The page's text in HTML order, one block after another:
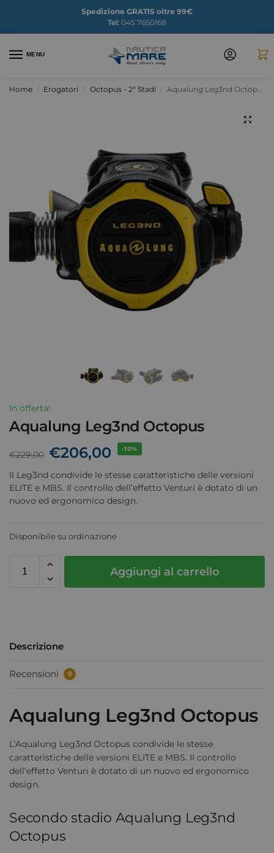
Spedizione GRATIS oltre 99€
Tel: 045 7650168
MENU
Home Erogatori Octopus - 2° Stadi Aqualung Leg3nd Octopus
In offerta!
Aqualung Leg3nd Octopus
€229,00 €206,00 -10%
Il Leg3nd condivide le stesse caratteristiche delle versioni
ELITE e MBS. Il controllo dell’effetto Venturi è dotato di un
nuovo ed ergonomico design.
Disponibile su ordinazione
Aggiungi al carrello
Descrizione
Recensioni 0
Aqualung Leg3nd Octopus
L’Aqualung Leg3nd Octopus condivide le stesse
caratteristiche delle versioni ELITE e MBS. Il controllo
dell’effetto Venturi è dotato di un nuovo ed ergonomico
design.
Secondo stadio Aqualung Leg3nd
Octopus